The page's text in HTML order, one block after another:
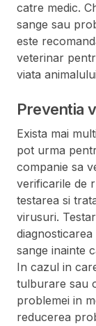
catre medic.
sange sau
este
veterinar
viata
Preventia
Exista mai
pot urma
companie sa
verificarile de
testarea si
virusuri.
sange inainte
In cazul in
tulburare sau
problemei in
reducerea